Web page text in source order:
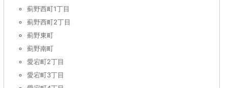
薊野西町1丁目
薊野西町2丁目
薊野東町
薊野南町
愛宕町2丁目
愛宕町3丁目